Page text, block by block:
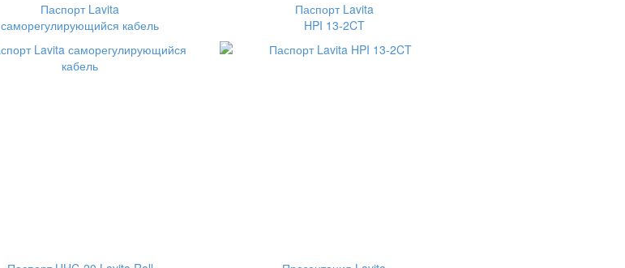
Паспорт Lavita
саморегулирующийся кабель
Паспорт Lavita
HPI 13-2CT